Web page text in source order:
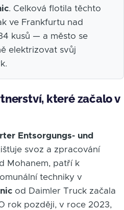
. Celková flotila těchto
ve Frankfurtu nad
kusů — a město se
elektrizovat svůj
které začalo v
Entsorgungs- und
svoz a zpracování
Mohanem, patří k
techniky v
od Daimler Truck začala
rok později, v roce 2023,